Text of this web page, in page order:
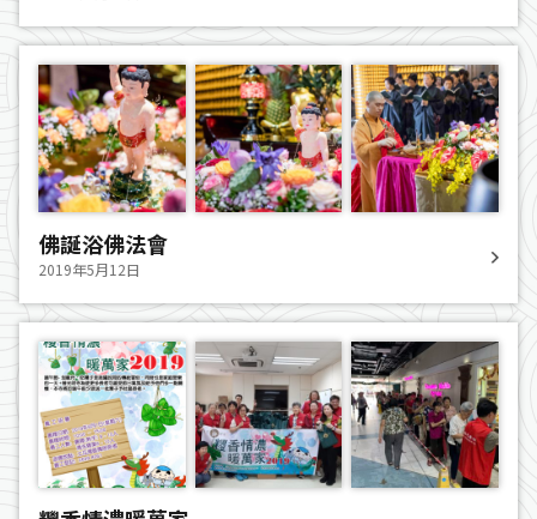
佛誕浴佛法會
2019年5月12日